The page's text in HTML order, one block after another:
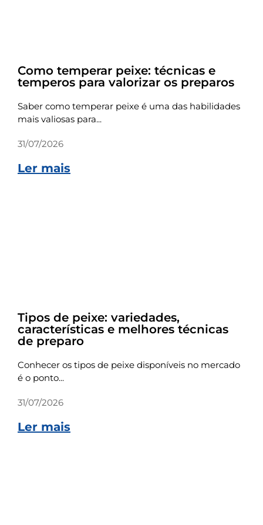
Como temperar peixe: técnicas e
temperos para valorizar os preparos
Saber como temperar peixe é uma das habilidades
mais valiosas para...
31/07/2026
Ler mais
Tipos de peixe: variedades,
características e melhores técnicas
de preparo
Conhecer os tipos de peixe disponíveis no mercado
é o ponto...
31/07/2026
Ler mais